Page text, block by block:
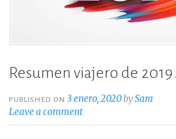
Resumen viajero de 2019.
PUBLISHED ON 3 enero, 2020bySara
Leave a comment